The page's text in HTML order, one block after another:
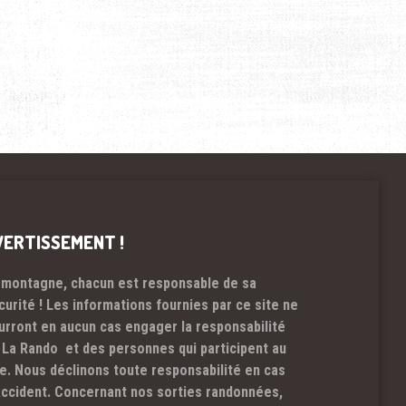
!
montagne, chacun est responsable de sa
! Les informations fournies par ce site ne
en aucun cas engager la responsabilité
Rando et des personnes qui participent au
Nous déclinons toute responsabilité en cas
Concernant nos sorties randonnées,